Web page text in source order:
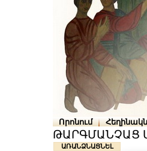
Որոնում
ԹԱՐԳՄԱՆՉԱՑ
ԱՌԱՆՁՆԱՑՆԵԼ